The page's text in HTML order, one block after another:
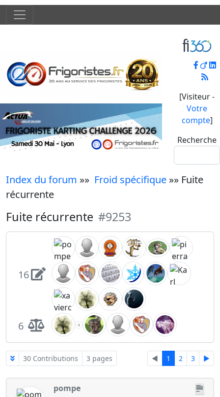
[Visiteur -
Votre
compte]
Recherche
Index du forum »» Froid spécifique »» Fuite
récurrente
Fuite récurrente #9253
16
6
30 Contributions 3 pages ◄ 1 2 3 ►
pompe